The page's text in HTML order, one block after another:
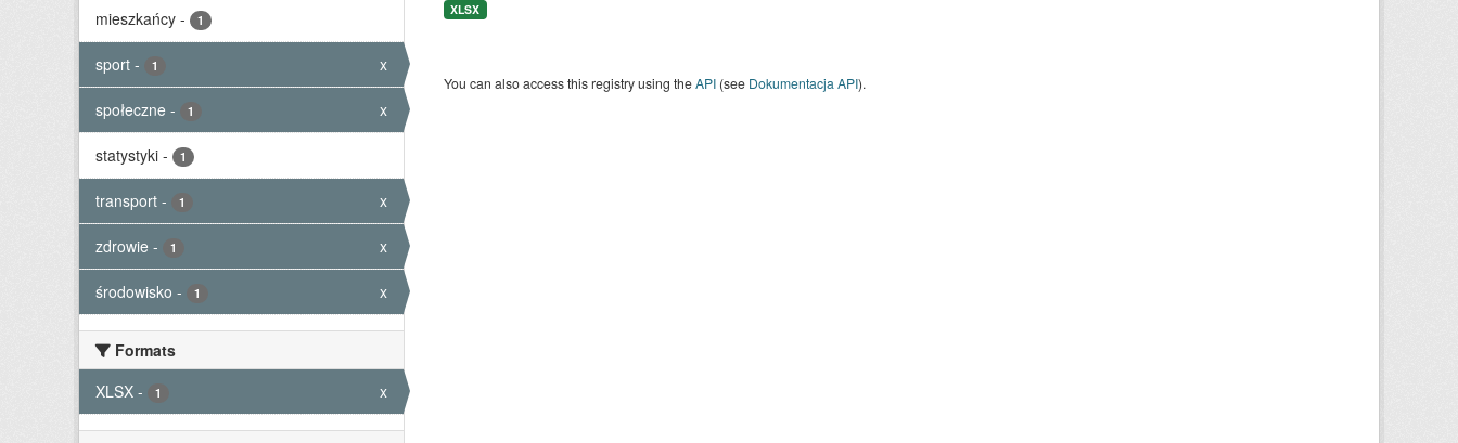
mieszkańcy - 1
sport - 1 x
społeczne - 1 x
statystyki - 1
transport - 1 x
zdrowie - 1 x
środowisko - 1 x
Formats
XLSX - 1 x
XLSX
You can also access this registry using theAPI(see Dokumentacja API).